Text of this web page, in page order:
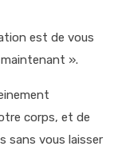
est de vous
».
corps, et de
sans vous laisser